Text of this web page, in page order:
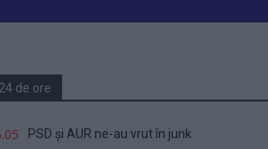
24 de ore
PSD și AUR ne-au vrut în junk